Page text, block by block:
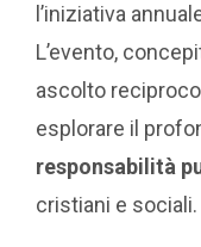
l’iniziativa
L’evento,
ascolto
esplorare il
responsabilità
cristiani e sociali.